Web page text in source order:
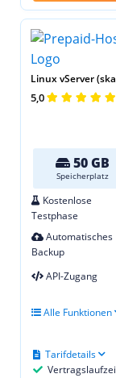
Linux vServer
5,0
50 GB
Speicherplatz
Kostenlose
Testphase
Automatisches
Backup
API-Zugang
Alle Funktionen
Tarifdetails